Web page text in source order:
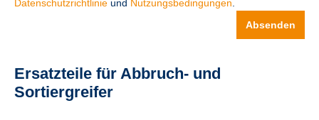
Datenschutzrichtlinie und Nutzungsbedingungen
Absenden
Ersatzteile für Abbruch- und
Sortiergreifer